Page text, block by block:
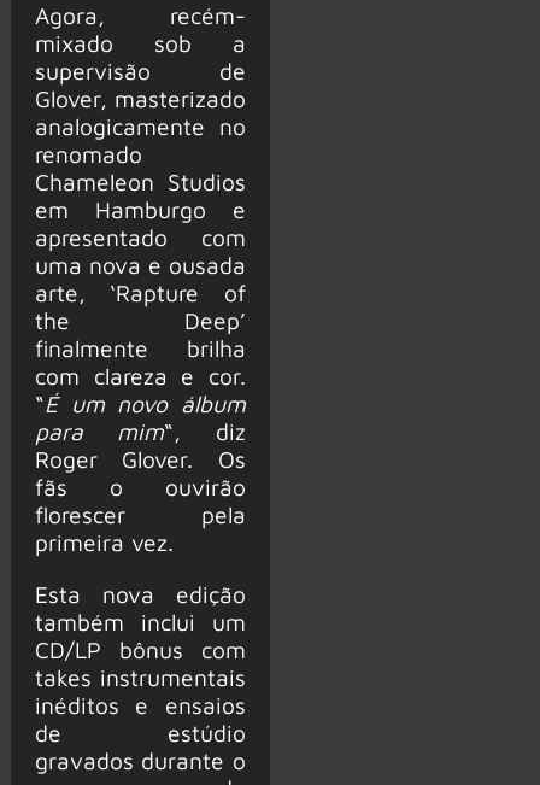
Agora, recém-
mixado sob a
supervisão de
Glover, masterizado
analogicamente no
renomado
Chameleon Studios
em Hamburgo e
apresentado com
uma nova e ousada
arte, ‘Rapture of
the Deep’
finalmente brilha
com clareza e cor.
“É um novo álbum
para mim“, diz
Roger Glover. Os
fãs o ouvirão
florescer pela
primeira vez.
Esta nova edição
também inclui um
CD/LP bônus com
takes instrumentais
inéditos e ensaios
de estúdio
gravados durante o